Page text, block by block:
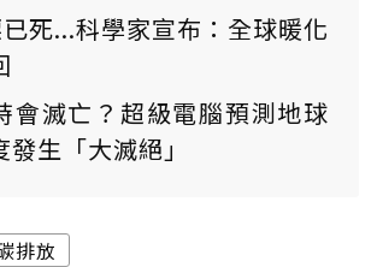
死...科學家宣布：全球暖化
會滅亡？超級電腦預測地球
生「大滅絕」
排放